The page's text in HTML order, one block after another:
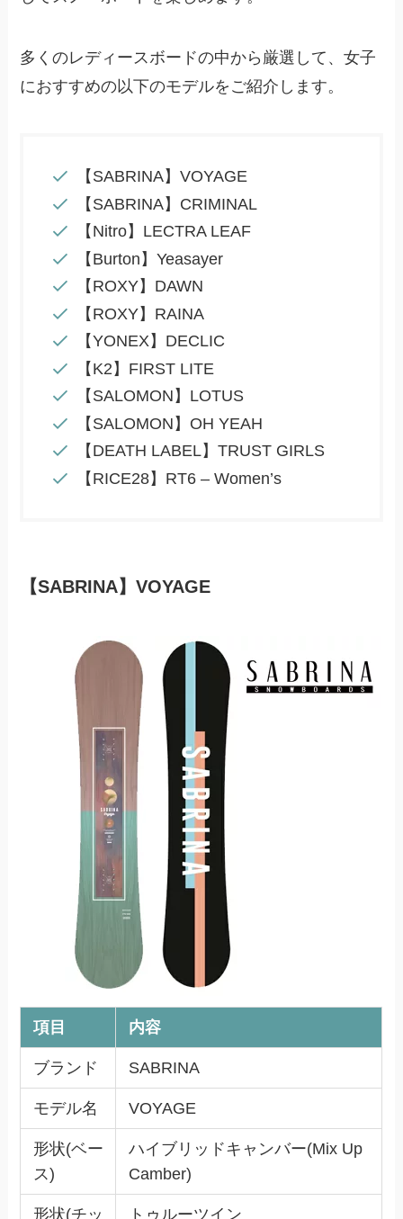
多くのレディースボードの中から厳選して、女子
におすすめの以下のモデルをご紹介します。
【SABRINA】VOYAGE
【SABRINA】CRIMINAL
【Nitro】LECTRA LEAF
【Burton】Yeasayer
【ROXY】DAWN
【ROXY】RAINA
【YONEX】DECLIC
【K2】FIRST LITE
【SALOMON】LOTUS
【SALOMON】OH YEAH
【DEATH LABEL】TRUST GIRLS
【RICE28】RT6 – Women’s
【SABRINA】VOYAGE
項目 内容
ブランド SABRINA
モデル名 VOYAGE
形状(ベー
ス)
ハイブリッドキャンバー(Mix Up
Camber)
形状(チッ トゥルーツイン